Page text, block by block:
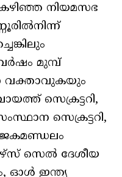
നിയമസഭ
മുമ്പ്
വക്താവുകയും
സെക്രട്ടറി,
സെക്രട്ടറി,
സെൽ ദേശീയ
ഓൾ ഇന്ത്യ